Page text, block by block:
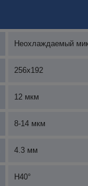
Неохлаждаемый
256x192
12 мкм
8-14 мкм
4.3 мм
H40°